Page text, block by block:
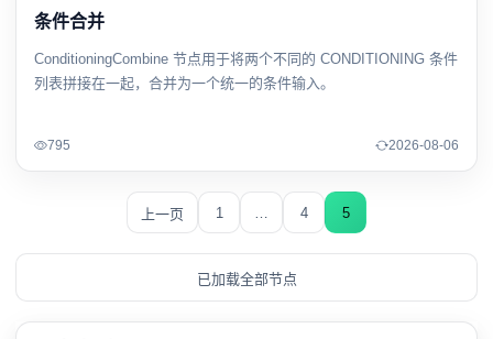
条件合并
ConditioningCombine 节点用于将两个不同的 CONDITIONING 条件
列表拼接在一起，合并为一个统一的条件输入。
795 2026-08-06
上一页 1 4 5
已加载全部节点